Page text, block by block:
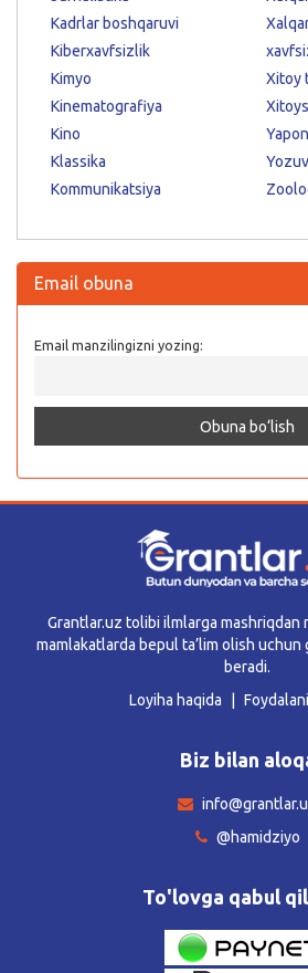
Kadrlar boshqaruvi
Kiberxavfsizlik
Kimyo
Kinematografiya
Kino
Klassika
Kommunikatsiya
Xitoy
Email obuna
Email manzilingizni yozing:
Grantlar.uz tolibi ilmlarga mashriqdan
mamlakatlarda bepul ta’lim olish
beradi.
Loyiha haqida
Biz bilan
@hamidziyo
To'lovga qabul